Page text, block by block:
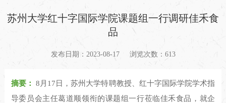
苏州大学红十字国际学院课题组一行调研佳禾食
品
发布日期：2023-08-17 浏览次数：613
摘要：
8月17日，苏州大学特聘教授、红十字国际学院学术指
导委员会主任葛道顺领衔的课题组一行莅临佳禾食品，就企